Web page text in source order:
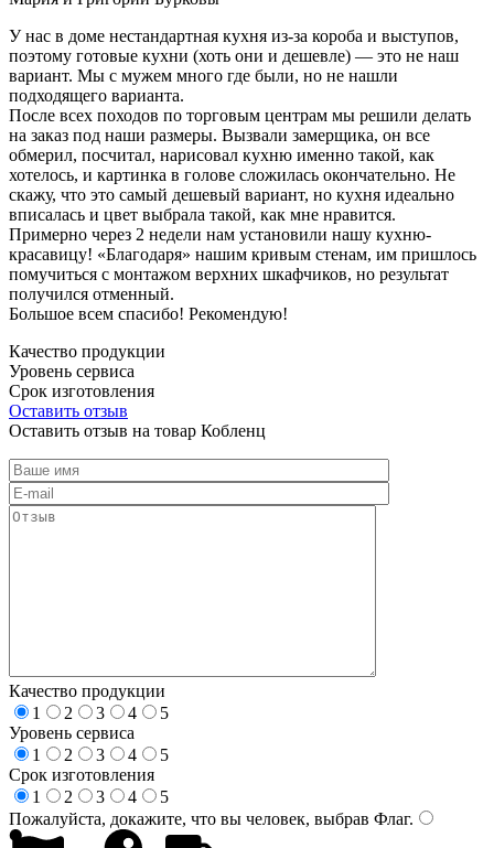
У нас в доме нестандартная кухня из-за короба и выступов,
поэтому готовые кухни (хоть они и дешевле) — это не наш
вариант. Мы с мужем много где были, но не нашли
подходящего варианта.
После всех походов по торговым центрам мы решили делать
на заказ под наши размеры. Вызвали замерщика, он все
обмерил, посчитал, нарисовал кухню именно такой, как
хотелось, и картинка в голове сложилась окончательно. Не
скажу, что это самый дешевый вариант, но кухня идеально
вписалась и цвет выбрала такой, как мне нравится.
Примерно через 2 недели нам установили нашу кухню-
красавицу! «Благодаря» нашим кривым стенам, им пришлось
помучиться с монтажом верхних шкафчиков, но результат
получился отменный.
Большое всем спасибо! Рекомендую!
Качество продукции
Уровень сервиса
Срок изготовления
Оставить отзыв
Оставить отзыв на товар Кобленц
Качество продукции
1
2 3 4
5
Уровень сервиса
1
2 3 4
5
Срок изготовления
1
2 3 4
5
Пожалуйста, докажите, что вы человек, выбрав Флаг.